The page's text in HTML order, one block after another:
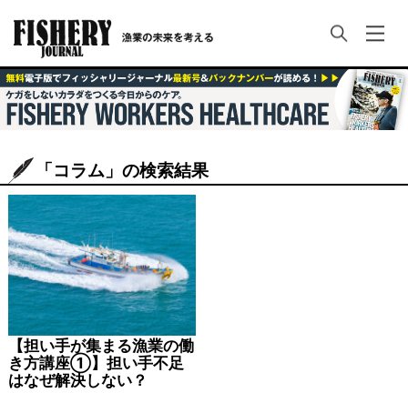
「コラム」の検索結果
【担い手が集まる漁業の働
き方講座①】担い手不足
はなぜ解決しない？